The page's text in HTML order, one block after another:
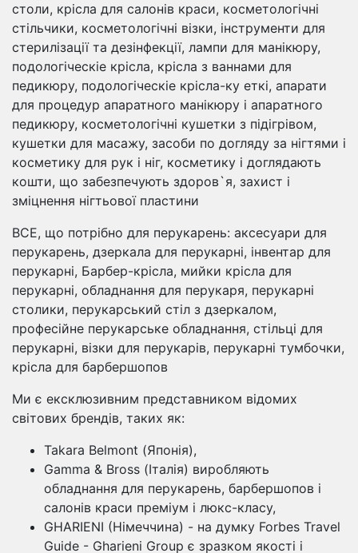
столи, крісла для салонів краси, косметологічні
стільчики, косметологічні візки, інструменти для
стерилізації та дезінфекції, лампи для манікюру,
подологіческіе крісла, крісла з ваннами для
педикюру, подологіческіе крісла-ку еткі, апарати
для процедур апаратного манікюру і апаратного
педикюру, косметологічні кушетки з підігрівом,
кушетки для масажу, засоби по догляду за нігтями і
косметику для рук і ніг, косметику і доглядають
кошти, що забезпечують здоров`я, захист і
зміцнення нігтьової пластини
ВСЕ, що потрібно для перукарень: аксесуари для
перукарень, дзеркала для перукарні, інвентар для
перукарні, Барбер-крісла, мийки крісла для
перукарні, обладнання для перукаря, перукарні
столики, перукарський стіл з дзеркалом,
професійне перукарське обладнання, стільці для
перукарні, візки для перукарів, перукарні тумбочки,
крісла для барбершопов
Ми є ексклюзивним представником відомих
світових брендів, таких як:
Takara Belmont (Японія),
Gamma & Bross (Італія) виробляють
обладнання для перукарень, барбершопов і
салонів краси преміум і люкс-класу,
GHARIENI (Німеччина) - на думку Forbes Travel
Guide - Gharieni Group є зразком якості і